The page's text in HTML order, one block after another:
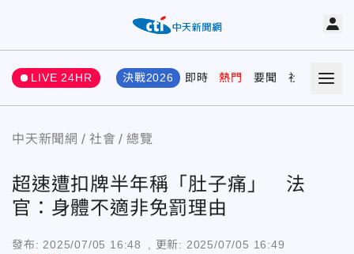
LIVE 24HR 決戰2026 即時 熱門 要聞 社會 娛樂
中天新聞網 社會 總覽
超速遭扣牌半年稱「肚子痛」 法
官：身體不適非免罰理由
發布: 2025/07/05 16:48 , 更新: 2025/07/05 16:49